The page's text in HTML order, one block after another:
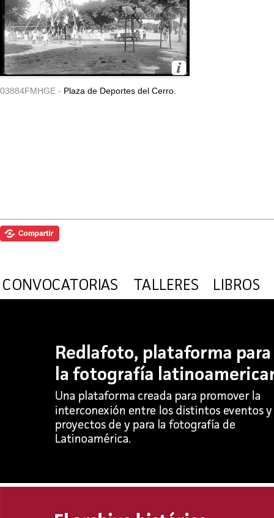
03884FMHGE - Plaza de Deportes del Cerro.